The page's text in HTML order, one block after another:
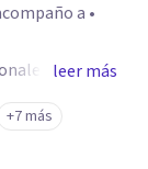
y
lo que
leer más
+7 más